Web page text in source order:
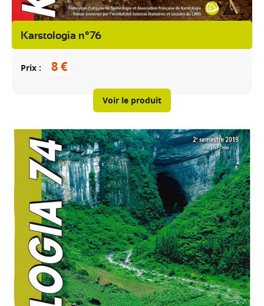
Karstologia n°76
Prix 8 €
Voir le produit